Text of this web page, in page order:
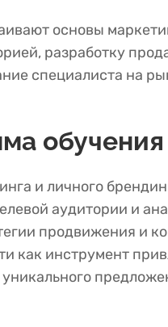
основы
разработку
специалиста на
обучения
и личного
аудитории и
продвижения и
как инструмент